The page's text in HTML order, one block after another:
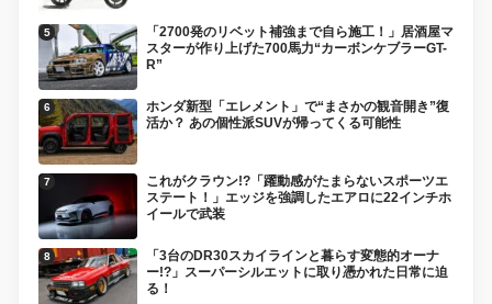
「2700発のリベット補強まで自ら施工！」居酒屋マ
スターが作り上げた700馬力“カーボンケブラーGT-
R”
ホンダ新型「エレメント」で“まさかの観音開き”復
活か？ あの個性派SUVが帰ってくる可能性
これがクラウン!?「躍動感がたまらないスポーツエ
ステート！」エッジを強調したエアロに22インチホ
イールで武装
「3台のDR30スカイラインと暮らす変態的オーナ
ー!?」スーパーシルエットに取り憑かれた日常に迫
る！